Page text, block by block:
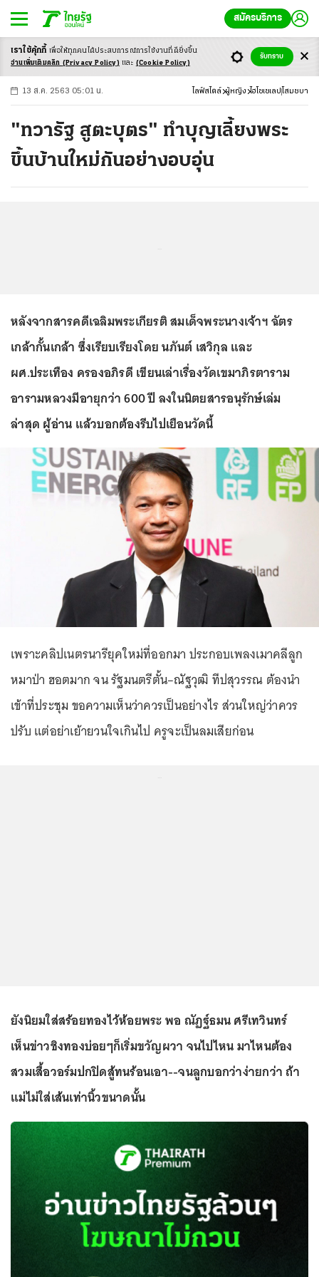
สมัครบริการ
-ก ก ก+
13 ส.ค. 2563 05:01 น. ไลฟ์สไตล์ ผู้หญิง ไฮโซเซเลป โสมชบา
"ทวารัฐ สูตะบุตร" ทำบุญเลี้ยงพระ
ขึ้นบ้านใหม่กันอย่างอบอุ่น
หลังจากสารคดีเฉลิมพระเกียรติ สมเด็จพระนางเจ้าฯ ฉัตร
เกล้ากั้นเกล้า ซึ่งเรียบเรียงโดย นภันต์ เสวิกุล และ
ผศ.ประเทือง ครองอภิรดี เขียนเล่าเรื่องวัดเขมาภิรตาราม
อารามหลวงมีอายุกว่า 600 ปี ลงในนิตยสารอนุรักษ์เล่ม
ล่าสุด ผู้อ่าน แล้วบอกต้องรีบไปเยือนวัดนี้
เพราะคลิปเนตรนารียุคใหม่ที่ออกมา ประกอบเพลงเมาคลีลูก
หมาป่า ฮอตมาก จน รัฐมนตรีตั้น–ณัฐวุฒิ ทีปสุวรรณ ต้องนำ
เข้าที่ประชุม ขอความเห็นว่าควรเป็นอย่างไร ส่วนใหญ่ว่าควร
ปรับ แต่อย่าเย้ายวนใจเกินไป ครูจะเป็นลมเสียก่อน
ยังนิยมใส่สร้อยทองไว้ห้อยพระ พอ ณัฏฐ์ธมน ศรีเทวินทร์
เห็นข่าวชิงทองบ่อยๆก็เริ่มขวัญผวา จนไปไหน มาไหนต้อง
สวมเสื้อวอร์มปกปิดสู้ทนร้อนเอา--จนลูกบอกว่าง่ายกว่า ถ้า
แม่ไม่ใส่เส้นเท่านิ้วขนาดนั้น
เราใช้คุ้กกี้ เพื่อให้ทุกคนได้ประสบการณ์การใช้งานที่ดียิ่งขึ้น
อ่านเพิ่มเติมคลิก (Privacy Policy) และ (Cookie Policy)
รับทราบ